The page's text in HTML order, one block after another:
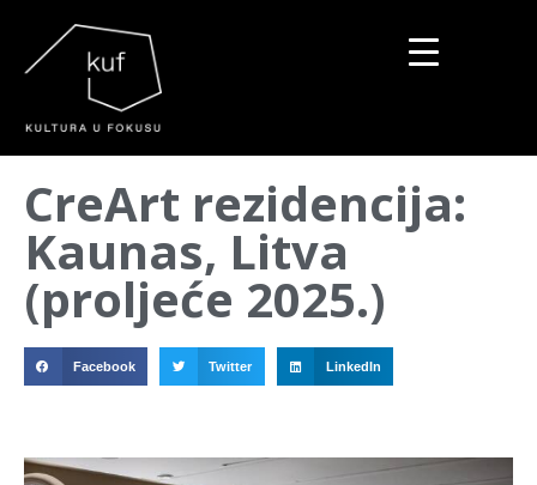
CreArt rezidencija:
Kaunas, Litva
(proljeće 2025.)
Facebook Twitter LinkedIn
▼
▼